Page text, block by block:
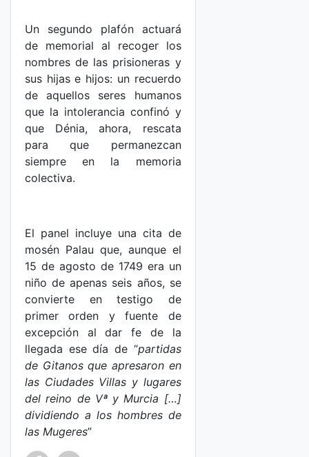
Un segundo plafón actuará
de memorial al recoger los
nombres de las prisioneras y
sus hijas e hijos: un recuerdo
de aquellos seres humanos
que la intolerancia confinó y
que Dénia, ahora, rescata
para que permanezcan
siempre en la memoria
colectiva.
El panel incluye una cita de
mosén Palau que, aunque el
15 de agosto de 1749 era un
niño de apenas seis años, se
convierte en testigo de
primer orden y fuente de
excepción al dar fe de la
llegada ese día de “partidas
de Gitanos que apresaron en
las Ciudades Villas y lugares
del reino de Vª y Murcia […]
dividiendo a los hombres de
las Mugeres”